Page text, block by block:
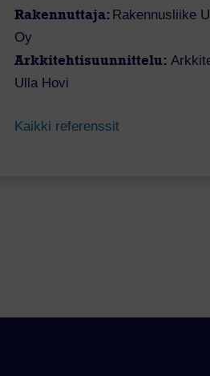
Rakennuttaja: Rakennusliike
Oy
Arkkitehtisuunnittelu:
Ulla Hovi
Kaikki referenssit